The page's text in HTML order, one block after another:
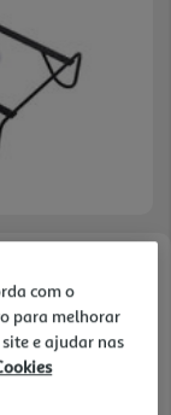
com o
para melhorar
e ajudar nas